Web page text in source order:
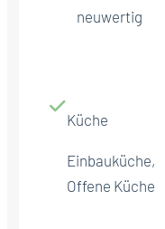
neuwertig
Küche
Einbauküche,
Offene Küche